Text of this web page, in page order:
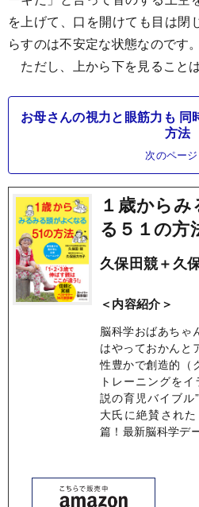
を上げて、口を開けても目は閉
らすのは不安定な状態なのです。
ただし、上から下を見ることは
お母さんの視力と眼筋力も
方法
次のページ
１歳から
る５１の方
久保田競＋久
＜内容紹介＞
脳科学おばあちゃ
はやっておかんと
性豊かで創造的（
トレーニングを
説の育児バイブル
大氏に絶賛され
篇！最新脳科学デ